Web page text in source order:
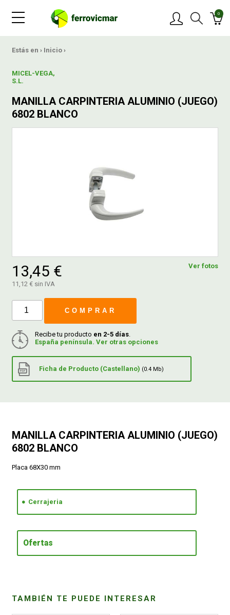
0
Estás en › Inicio ›
MICEL-VEGA,
S.L.
MANILLA CARPINTERIA ALUMINIO (JUEGO)
6802 BLANCO
Ver fotos
13,45 €
11,12 € sin IVA
COMPRAR
Recibe tu producto en 2-5 días.
España península. Ver otras opciones
Ficha de Producto (Castellano) (0.4 Mb)
MANILLA CARPINTERIA ALUMINIO (JUEGO)
6802 BLANCO
Placa 68X30 mm
Cerrajeria
Ofertas
TAMBIÉN TE PUEDE INTERESAR
BLOG
CONTACTAR
FERROVICMAR
DESPIECE
CATÁLOGOS
FORMAS DE PAGO